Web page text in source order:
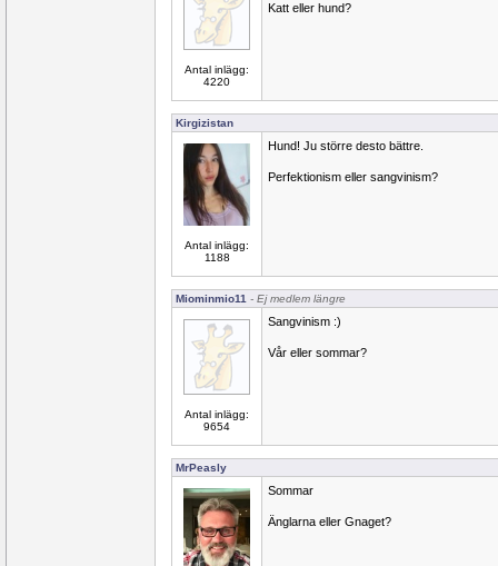
Antal inlägg:
4220
Katt eller hund?
Kirgizistan
Antal inlägg:
1188
Hund! Ju större desto bättre.
Perfektionism eller sangvinism?
Miominmio11 - Ej medlem längre
Antal inlägg:
9654
Sangvinism :)
Vår eller sommar?
MrPeasly
Sommar
Änglarna eller Gnaget?